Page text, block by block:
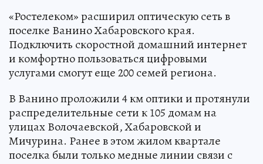
«Ростелеком» расширил оптическую сеть в
поселке Ванино Хабаровского края.
Подключить скоростной домашний интернет
и комфортно пользоваться цифровыми
услугами смогут еще 200 семей региона.
В Ванино проложили 4 км оптики и протянули
распределительные сети к 105 домам на
улицах Волочаевской, Хабаровской и
Мичурина. Ранее в этом жилом квартале
поселка были только медные линии связи с